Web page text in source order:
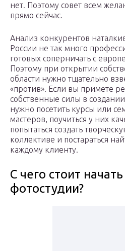
нет. Поэтому совет всем
прямо сейчас.
Анализ конкурентов
России не так много
готовых соперничать с
Поэтому при открытии
области нужно тщательно
«против». Если вы примете
собственные силы в
нужно посетить курсы или
мастеров, поучиться у них
попытаться создать
коллективе и постараться
каждому клиенту.
С чего стоит
фотостудии?